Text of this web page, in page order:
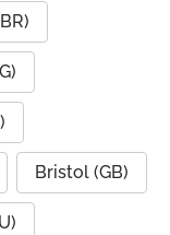
Bristol (GB)